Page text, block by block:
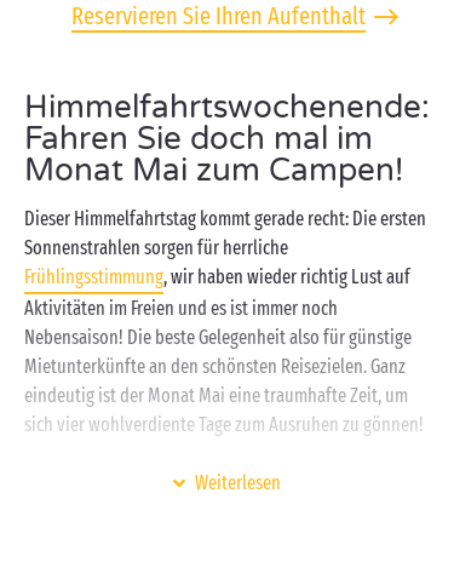
Reservieren Sie Ihren Aufenthalt
Himmelfahrtswochenende:
Fahren Sie doch mal im
Monat Mai zum Campen!
Dieser Himmelfahrtstag kommt gerade recht: Die ersten
Sonnenstrahlen sorgen für herrliche
Frühlingsstimmung, wir haben wieder richtig Lust auf
Aktivitäten im Freien und es ist immer noch
Nebensaison! Die beste Gelegenheit also für günstige
Mietunterkünfte an den schönsten Reisezielen. Ganz
eindeutig ist der Monat Mai eine traumhafte Zeit, um
sich vier wohlverdiente Tage zum Ausruhen zu gönnen!
Camper der ersten Stunde finden auf den
Weiterlesen